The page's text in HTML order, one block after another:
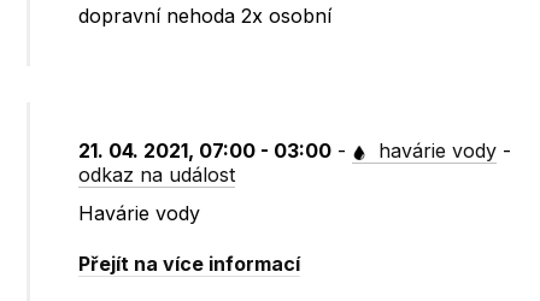
dopravní nehoda 2x osobní
21. 04. 2021, 07:00 - 03:00 - havárie vody -
odkaz na událost
Havárie vody
Přejít na více informací